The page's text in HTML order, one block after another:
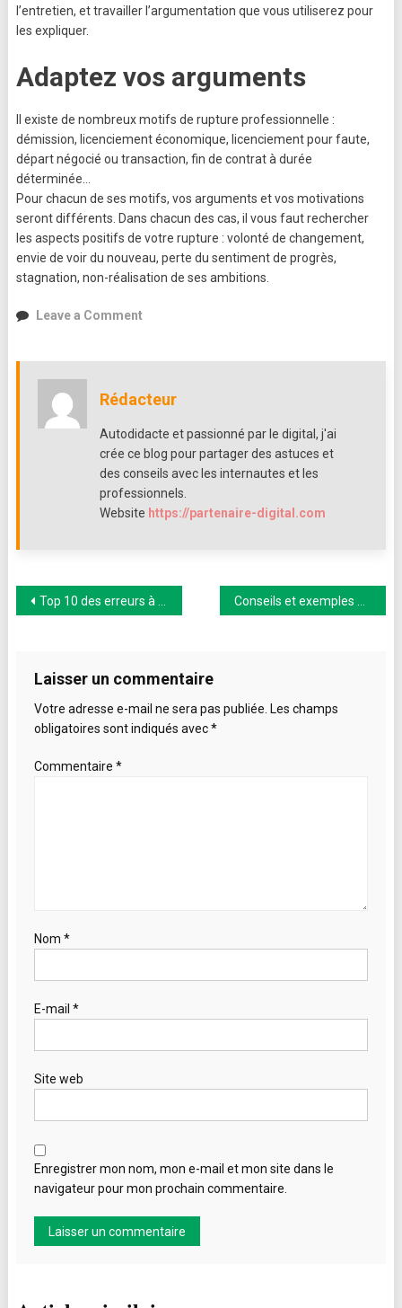
l’entretien, et travailler l’argumentation que vous utiliserez pour
les expliquer.
Adaptez vos arguments
Il existe de nombreux motifs de rupture professionnelle :
démission, licenciement économique, licenciement pour faute,
départ négocié ou transaction, fin de contrat à durée
déterminée…
Pour chacun de ses motifs, vos arguments et vos motivations
seront différents. Dans chacun des cas, il vous faut rechercher
les aspects positifs de votre rupture : volonté de changement,
envie de voir du nouveau, perte du sentiment de progrès,
stagnation, non-réalisation de ses ambitions.
Leave a Commenton
ruptures
?
Rédacteur
Autodidacte et passionné par le digital, j'ai
crée ce blog pour partager des astuces et
des conseils avec les internautes et les
professionnels.
Website https://partenaire-digital.com
Navigation
l’article
Top 10 des erreurs à ne plus commettre lors d’une recherche d’ emploi
Laisser un commentaire
Votre adresse e-mail ne sera pas publiée. Les champs
obligatoires sont indiqués avec*
Commentaire *
Nom *
E-mail *
Site web
Enregistrer mon nom, mon e-mail et mon site dans le
navigateur pour mon prochain commentaire.